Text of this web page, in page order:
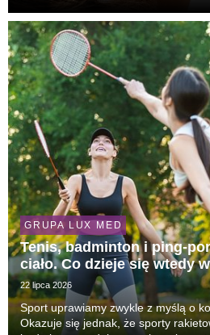
pytania odpowiada lek. Aneta
GRUPA LUX MED
Tenis, badminton i ping-
ciało. Co dzieje się wtedy
22 lipca 2026
Sport uprawiamy zwykle z myślą o
Okazuje się jednak, że sporty